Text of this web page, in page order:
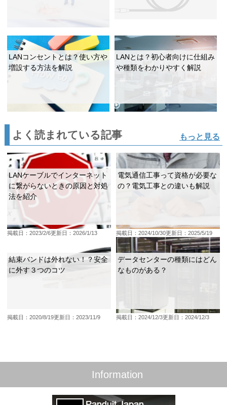
LANコンセントとは？使い方や
増設する方法を解説
LANとは？初心者向けに仕組み
や種類をわかりやすく解説
よく読まれている記事 もっと見る
LANケーブルでインターネット
に繋がらないときの原因と対処
法を紹介
掲載日：2023/2/6更新日：2026/1/13
電気通信工事って資格が必要な
の？電気工事との違いも解説
掲載日：2024/10/30更新日：2025/5/19
結束バンドは外れない！？安全
に外す３つのコツ
掲載日：2020/8/19更新日：2023/11/9
データセンターの種類にはどん
なものがある？
掲載日：2024/12/3更新日：2024/12/3
Information